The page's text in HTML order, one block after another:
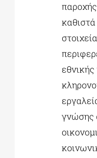
εθνικής
γνώσης